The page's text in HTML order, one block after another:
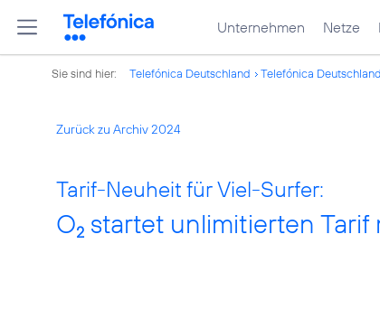
Unternehmen Netze
Sie sind hier: Telefónica Deutschland Telefónica
Zurück zu Archiv 2024
Tarif-Neuheit für Viel-Surfer:
O2 startet unlimitierten